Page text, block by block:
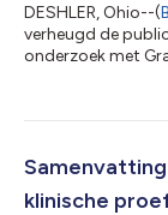
DESHLER, Ohio--(
verheugd de
onderzoek met
onderzoeken bij
De onderzoekers
klinische